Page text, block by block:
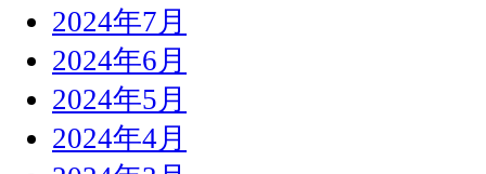
2024年7月
2024年6月
2024年5月
2024年4月